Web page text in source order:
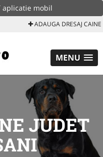
aplicatie mobil
ADAUGA DRESAJ CAINE
MENU
JUDET